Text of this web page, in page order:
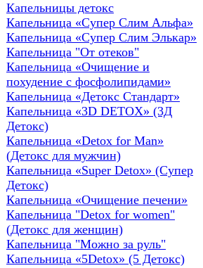
Капельницы детокс
Капельница «Супер Слим Альфа»
Капельница «Супер Слим Элькар»
Капельница "От отеков"
Капельница «Очищение и
похудение с фосфолипидами»
Капельница «Детокс Стандарт»
Капельница «3D DETOX» (3Д
Детокс)
Капельница «Detox for Man»
(Детокс для мужчин)
Капельница «Super Detox» (Супер
Детокс)
Капельница «Очищение печени»
Капельница "Detox for women"
(Детокс для женщин)
Капельница "Можно за руль"
Капельница «5Detox» (5 Детокс)